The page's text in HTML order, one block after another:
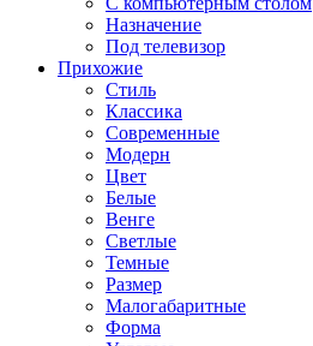
Назначение
Под телевизор
Прихожие
Стиль
Классика
Современные
Модерн
Цвет
Белые
Венге
Светлые
Темные
Размер
Малогабаритные
Форма